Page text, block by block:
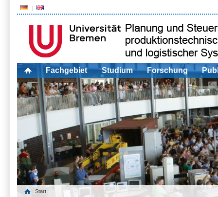
Fachgebiet Studium Forschung
Start